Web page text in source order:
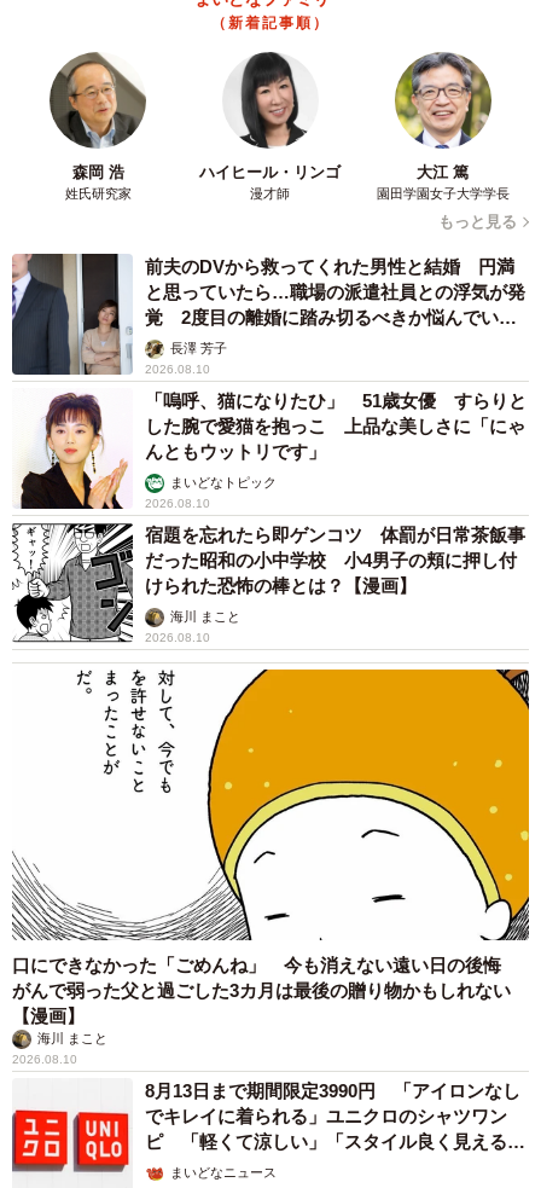
（新着記事順）
森岡 浩
姓氏研究家
ハイヒール・リンゴ
漫才師
大江 篤
園田学園女子大学学長
もっと見る
前夫のDVから救ってくれた男性と結婚 円満
と思っていたら…職場の派遣社員との浮気が発
覚 2度目の離婚に踏み切るべきか悩んでいま
す【夫婦関係修復カウンセラーが解説】
長澤 芳子
2026.08.10
「嗚呼、猫になりたひ」 51歳女優 すらりと
した腕で愛猫を抱っこ 上品な美しさに「にゃ
んともウットリです」
まいどなトピック
2026.08.10
宿題を忘れたら即ゲンコツ 体罰が日常茶飯事
だった昭和の小中学校 小4男子の頬に押し付
けられた恐怖の棒とは？【漫画】
海川 まこと
2026.08.10
口にできなかった「ごめんね」 今も消えない遠い日の後悔
がんで弱った父と過ごした3カ月は最後の贈り物かもしれない
【漫画】
海川 まこと
2026.08.10
8月13日まで期間限定3990円 「アイロンなし
でキレイに着られる」ユニクロのシャツワン
ピ 「軽くて涼しい」「スタイル良く見える」
の声まいどなニュース